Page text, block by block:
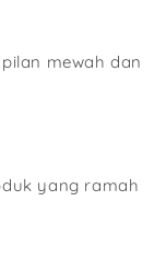
mewah dan
yang ramah